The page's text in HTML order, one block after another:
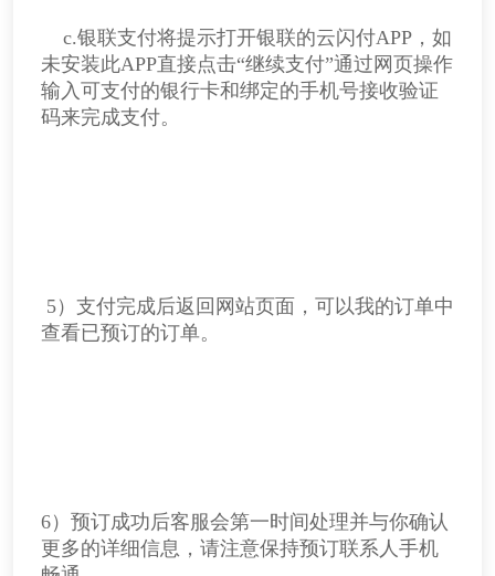
c.银联支付将提示打开银联的云闪付APP，如
未安装此APP直接点击“继续支付”通过网页操作
输入可支付的银行卡和绑定的手机号接收验证
码来完成支付。
5）支付完成后返回网站页面，可以我的订单中
查看已预订的订单。
6）预订成功后客服会第一时间处理并与你确认
更多的详细信息，请注意保持预订联系人手机